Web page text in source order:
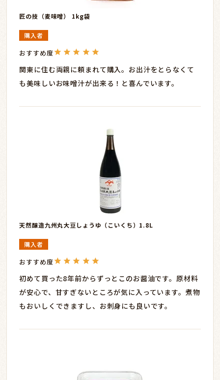
匠の技（麦味噌） 1kg袋
購入者
関東に住む両親に頼まれて購入。お出汁をとらなくて
も美味しいお味噌汁が出来る！と喜んでいます。
天然醸造九州丸大豆しょうゆ（こいくち）1.8L
購入者
初めて買った8年前からずっとこのお醤油です。原材料
が安心で、甘すぎないところが気に入っています。煮物
もおいしくできますし、お刺身にも良いです。